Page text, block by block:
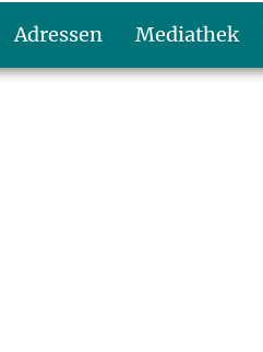
Adressen Mediathek